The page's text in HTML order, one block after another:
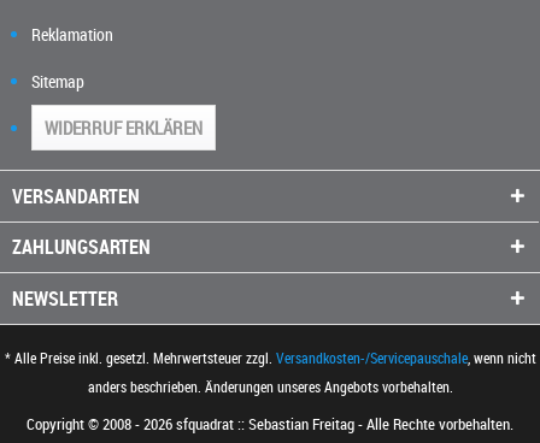
Reklamation
Sitemap
WIDERRUF ERKLÄREN
VERSANDARTEN
ZAHLUNGSARTEN
NEWSLETTER
* Alle Preise inkl. gesetzl. Mehrwertsteuer zzgl. Versandkosten-/Servicepauschale, wenn nicht
anders beschrieben. Änderungen unseres Angebots vorbehalten.
Copyright © 2008 - 2026 sfquadrat :: Sebastian Freitag - Alle Rechte vorbehalten.